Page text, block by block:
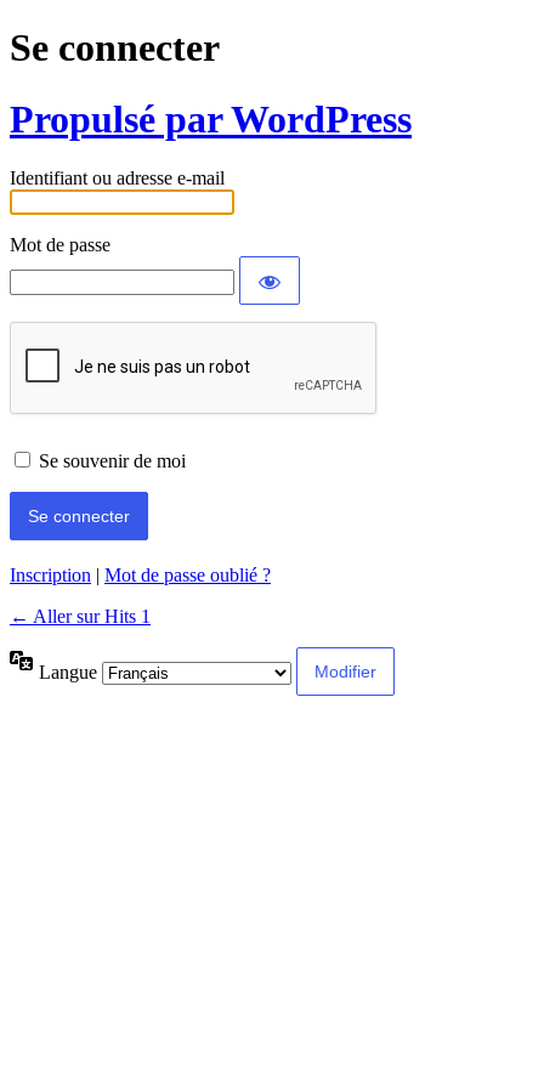
Se connecter
Propulsé par WordPress
Identifiant ou adresse e-mail
Mot de passe
Se souvenir de moi
Inscription | Mot de passe oublié ?
← Aller sur Hits 1
Langue